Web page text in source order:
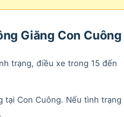
Giăng Con Cuông
trạng, điều xe trong 15 đến
Con Cuông. Nếu tình trạng